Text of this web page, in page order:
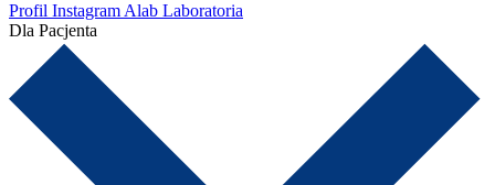
Profil Instagram Alab Laboratoria
Dla Pacjenta